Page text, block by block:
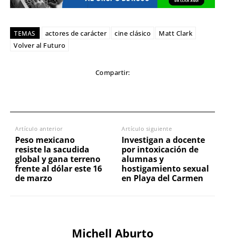
TEMAS actores de carácter cine clásico
Matt Clark
Volver al Futuro
Compartir:
Artículo anterior
Peso mexicano
resiste la sacudida
global y gana terreno
frente al dólar este 16
de marzo
Artículo siguiente
Investigan a docente
por intoxicación de
alumnas y
hostigamiento sexual
en Playa del Carmen
Michell Aburto